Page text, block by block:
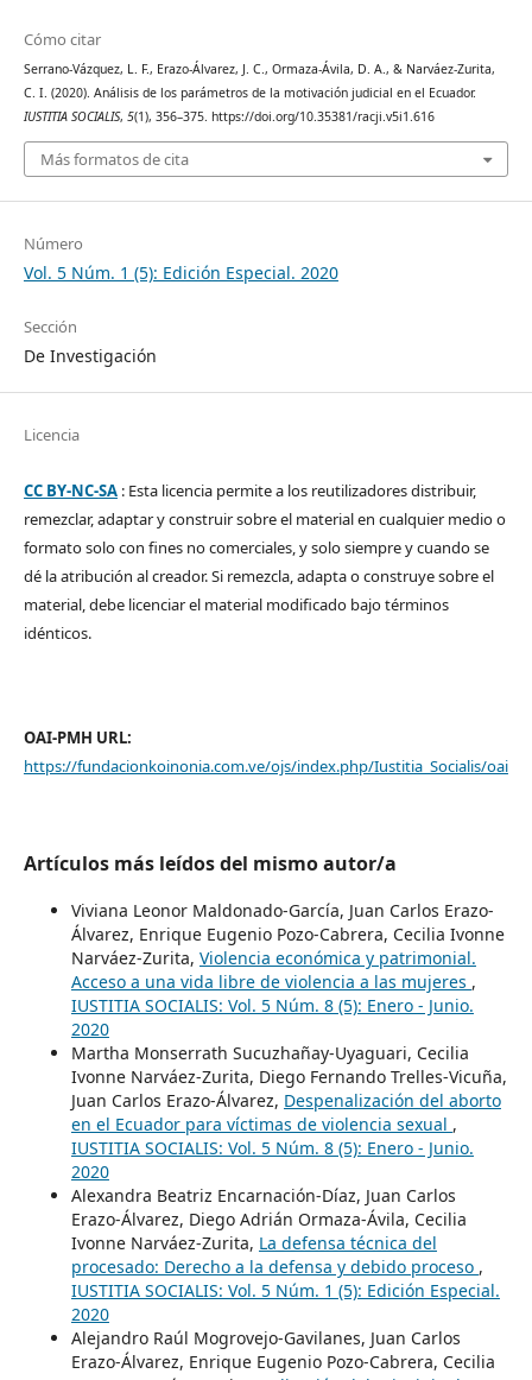
Cómo citar
Serrano-Vázquez, L. F., Erazo-Álvarez, J. C., Ormaza-Ávila, D. A., & Narváez-Zurita,
C. I. (2020). Análisis de los parámetros de la motivación judicial en el Ecuador.
IUSTITIA SOCIALIS, 5(1), 356–375. https://doi.org/10.35381/racji.v5i1.616
Más formatos de cita
Número
Vol. 5 Núm. 1 (5): Edición Especial. 2020
Sección
De Investigación
Licencia
CC BY-NC-SA: Esta licencia permite a los reutilizadores distribuir,
remezclar, adaptar y construir sobre el material en cualquier medio o
formato solo con fines no comerciales, y solo siempre y cuando se
dé la atribución al creador. Si remezcla, adapta o construye sobre el
material, debe licenciar el material modificado bajo términos
idénticos.
OAI-PMH URL:
https://fundacionkoinonia.com.ve/ojs/index.php/Iustitia_Socialis/oai
Artículos más leídos del mismo autor/a
Viviana Leonor Maldonado-García, Juan Carlos Erazo-
Álvarez, Enrique Eugenio Pozo-Cabrera, Cecilia Ivonne
Narváez-Zurita, Violencia económica y patrimonial.
Acceso a una vida libre de violencia a las mujeres ,
IUSTITIA SOCIALIS: Vol. 5 Núm. 8 (5): Enero - Junio.
2020
Martha Monserrath Sucuzhañay-Uyaguari, Cecilia
Ivonne Narváez-Zurita, Diego Fernando Trelles-Vicuña,
Juan Carlos Erazo-Álvarez, Despenalización del aborto
en el Ecuador para víctimas de violencia sexual ,
IUSTITIA SOCIALIS: Vol. 5 Núm. 8 (5): Enero - Junio.
2020
Alexandra Beatriz Encarnación-Díaz, Juan Carlos
Erazo-Álvarez, Diego Adrián Ormaza-Ávila, Cecilia
Ivonne Narváez-Zurita, La defensa técnica del
procesado: Derecho a la defensa y debido proceso ,
IUSTITIA SOCIALIS: Vol. 5 Núm. 1 (5): Edición Especial.
2020
Alejandro Raúl Mogrovejo-Gavilanes, Juan Carlos
Erazo-Álvarez, Enrique Eugenio Pozo-Cabrera, Cecilia